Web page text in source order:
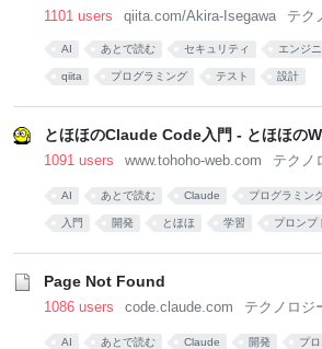
1101 users qiita.com/Akira-Isegawa テク
AI あとで読む セキュリティ エンジ
qiita プログラミング テスト 設計
とほほのClaude Code入門 - とほほの
1091 users www.tohoho-web.com テクノ
AI あとで読む Claude プログラミン
入門 開発 とほほ 学習 プロンプ
Page Not Found
1086 users code.claude.com テクノロジ
AI あとで読む Claude 開発 プ